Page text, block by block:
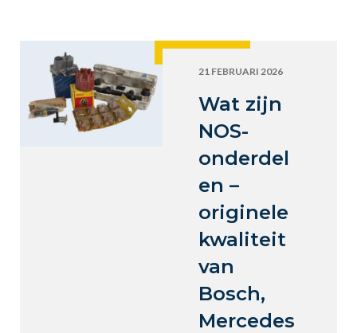
21 FEBRUARI 2026
Wat zijn
NOS-
onderdel
en –
originele
kwaliteit
van
Bosch,
Mercedes